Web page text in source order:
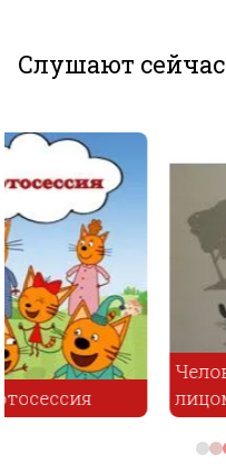
Слушают сейчас
Человек с голубым
лицом